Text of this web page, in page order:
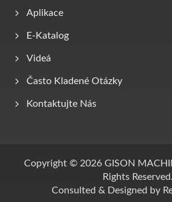
Aplikace
E-Katalog
Videá
Často Kladené Otázky
Kontaktujte Nás
Copyright © 2026 GISON
Rights Reserved.
Consulted & Designed by